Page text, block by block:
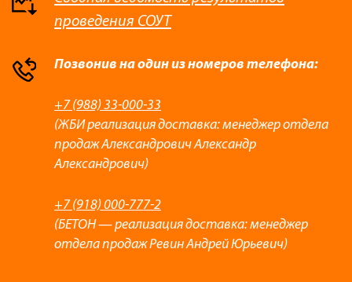
проведения СОУТ
Позвонив на один из номеров телефона:
+7 (988) 33-000-33
(ЖБИ реализация доставка: менеджер отдела
продаж Александрович Александр
Александрович)
+7 (918) 000-777-2
(БЕТОН — реализация доставка: менеджер
отдела продаж Ревин Андрей Юрьевич)